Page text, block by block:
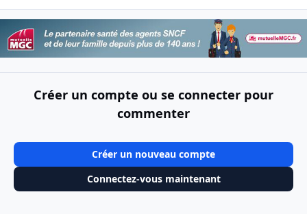
Créer un compte ou se connecter pour
commenter
Créer un nouveau compte
Connectez-vous maintenant